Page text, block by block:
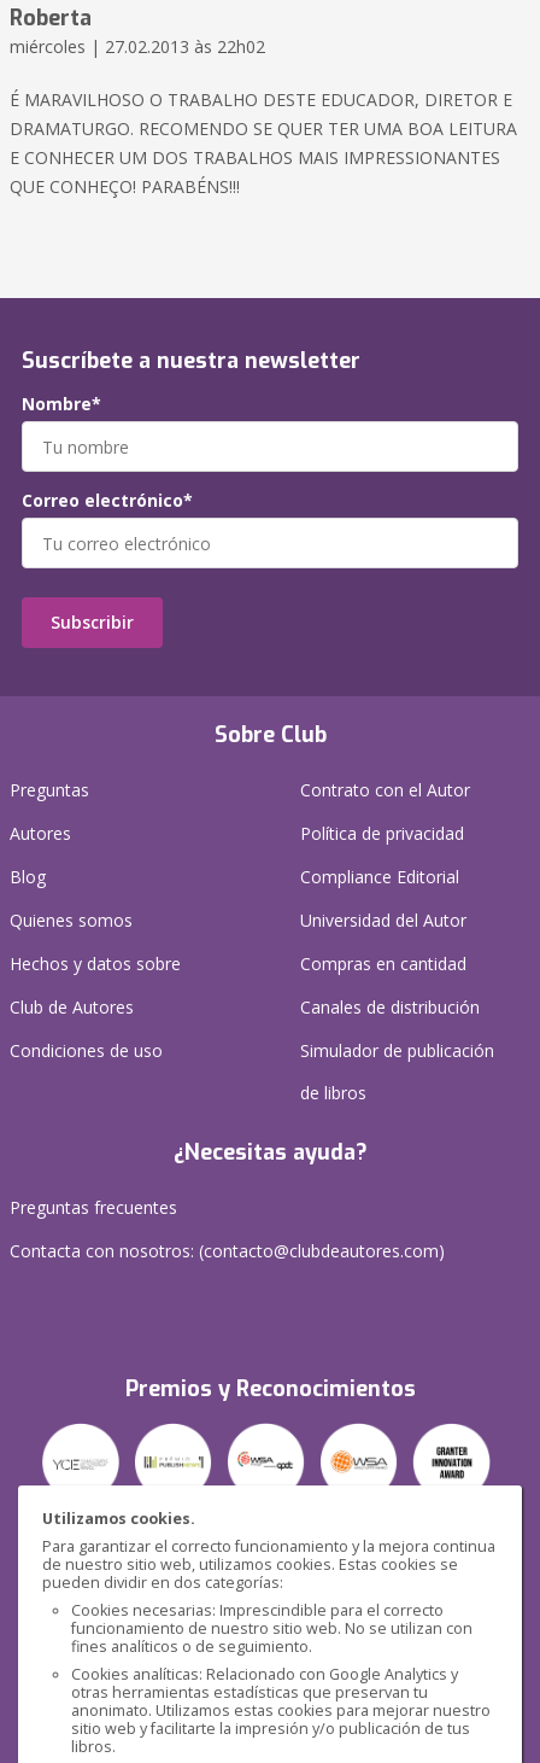
Utilizamos cookies.
Para garantizar el correcto funcionamiento y la mejora continua
de nuestro sitio web, utilizamos cookies. Estas cookies se
pueden dividir en dos categorías:
Cookies necesarias: Imprescindible para el correcto
funcionamiento de nuestro sitio web. No se utilizan con
fines analíticos o de seguimiento.
Cookies analíticas: Relacionado con Google Analytics y
otras herramientas estadísticas que preservan tu
anonimato. Utilizamos estas cookies para mejorar nuestro
sitio web y facilitarte la impresión y/o publicación de tus
libros.
Roberta
miércoles | 27.02.2013 às 22h02
É MARAVILHOSO O TRABALHO DESTE EDUCADOR, DIRETOR E
DRAMATURGO. RECOMENDO SE QUER TER UMA BOA LEITURA
E CONHECER UM DOS TRABALHOS MAIS IMPRESSIONANTES
QUE CONHEÇO! PARABÉNS!!!
Sobre Club
Preguntas
Autores
Blog
Quienes somos
Hechos y datos sobre
Club de Autores
Condiciones de uso
Contrato con el Autor
Política de privacidad
Compliance Editorial
Universidad del Autor
Compras en cantidad
Canales de distribución
Simulador de publicación
de libros
¿Necesitas ayuda?
Preguntas frecuentes
Contacta con nosotros: (contacto@clubdeautores.com)
Premios y Reconocimientos
Seguridad
Redes sociales
Suscríbete a nuestra newsletter
Nombre*
Correo electrónico*
Subscribir